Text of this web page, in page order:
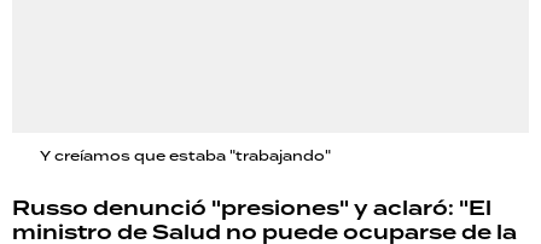
Y creíamos que estaba "trabajando"
Russo denunció "presiones" y aclaró: "El
ministro de Salud no puede ocuparse de la